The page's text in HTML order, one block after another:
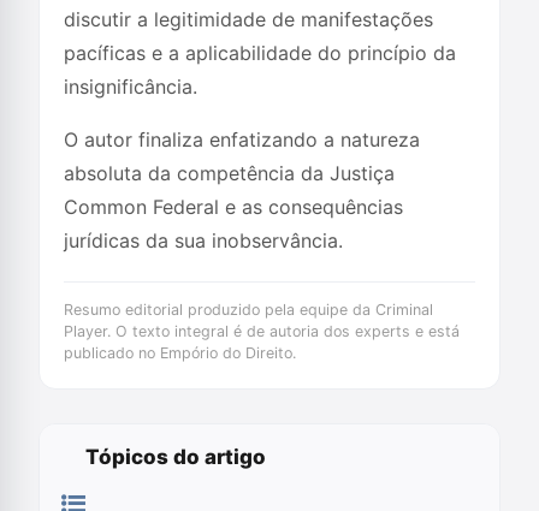
discutir a legitimidade de manifestações
pacíficas e a aplicabilidade do princípio da
insignificância.
O autor finaliza enfatizando a natureza
absoluta da competência da Justiça
Common Federal e as consequências
jurídicas da sua inobservância.
Resumo editorial produzido pela equipe da Criminal
Player. O texto integral é de autoria dos experts e está
publicado no Empório do Direito.
Tópicos do artigo